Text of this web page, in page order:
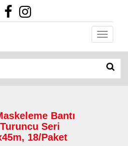
Bantı
Seri
18/Paket